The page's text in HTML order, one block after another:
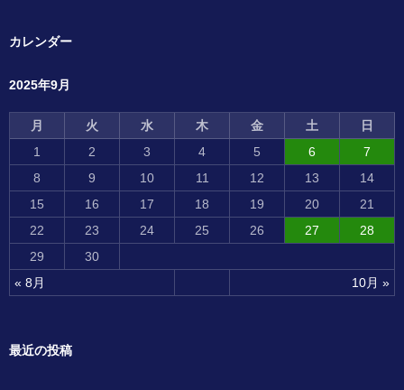
カレンダー
2025年9月
月 火 水 木 金 土 日
« 8月 10月 »
1 2 3 4 5 6
7
8
9 10 11 12 13
14
15
16 17 18 19 20
21
22
23 24 25 26 27
28
29
30
最近の投稿